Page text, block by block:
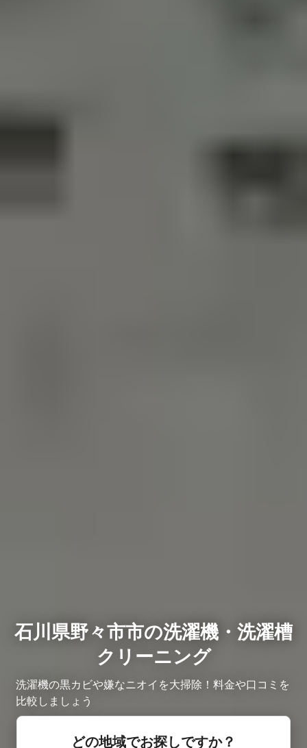
石川県野々市市の洗濯機・洗濯槽
クリーニング
洗濯機の黒カビや嫌なニオイを大掃除！料金や口コミを
比較しましょう
どの地域でお探しですか？